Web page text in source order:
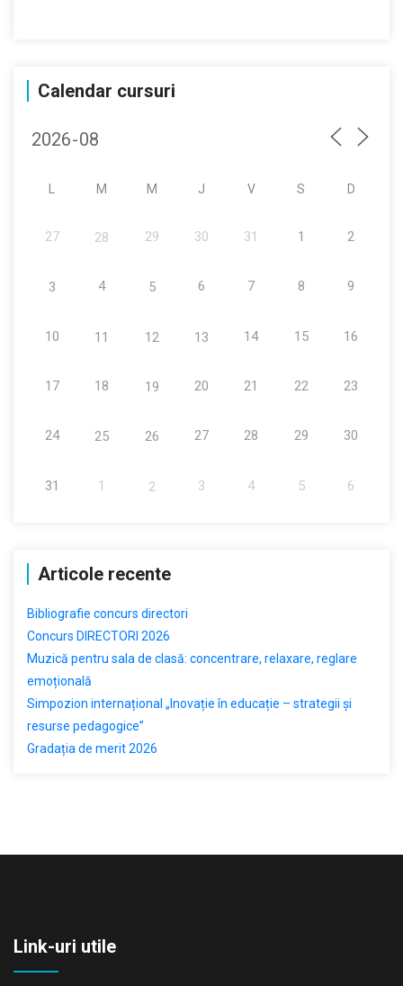
Calendar cursuri
M M J V S D
27 28 29 30 31 1 2
3 4 5 6 7 8 9
10 11 12 13 14 15 16
17 18 19 20 21 22 23
24 25 26 27 28 29 30
31 1 2 3 4 5 6
Articole recente
Bibliografie concurs directori
Concurs DIRECTORI 2026
Muzică pentru sala de clasă: concentrare, relaxare, reglare
emoțională
Simpozion internațional „Inovație în educație – strategii și
resurse pedagogice”
Gradația de merit 2026
Link-uri utile